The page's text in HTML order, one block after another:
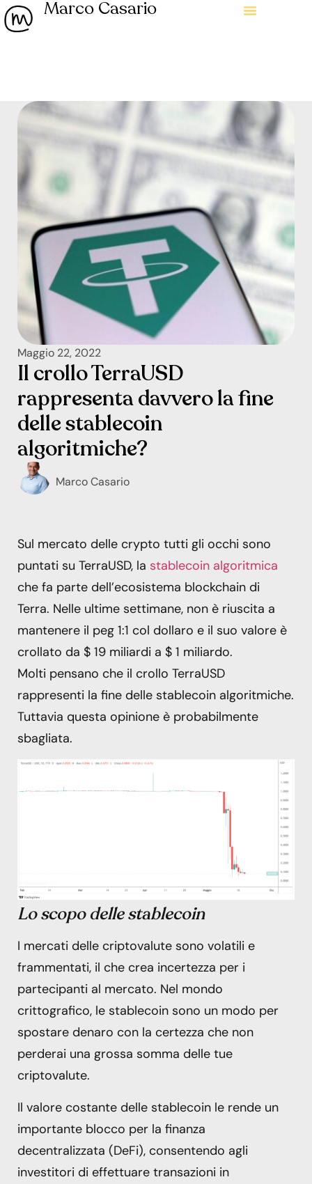
Marco Casario
Maggio 22, 2022
Il crollo TerraUSD
rappresenta davvero la fine
delle stablecoin
algoritmiche?
Marco Casario
Sul mercato delle crypto tutti gli occhi sono
puntati su TerraUSD, la stablecoin algoritmica
che fa parte dell’ecosistema blockchain di
Terra. Nelle ultime settimane, non è riuscita a
mantenere il peg 1:1 col dollaro e il suo valore è
crollato da $ 19 miliardi a $ 1 miliardo.
Molti pensano che il crollo TerraUSD
rappresenti la fine delle stablecoin algoritmiche.
Tuttavia questa opinione è probabilmente
sbagliata.
Lo scopo delle stablecoin
I mercati delle criptovalute sono volatili e
frammentati, il che crea incertezza per i
partecipanti al mercato. Nel mondo
crittografico, le stablecoin sono un modo per
spostare denaro con la certezza che non
perderai una grossa somma delle tue
criptovalute.
Il valore costante delle stablecoin le rende un
importante blocco per la finanza
decentralizzata (DeFi), consentendo agli
investitori di effettuare transazioni in